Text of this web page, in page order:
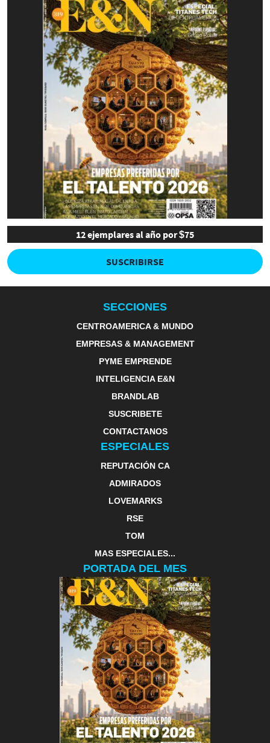
12 ejemplares al año por $75
SUSCRIBIRSE
SECCIONES
CENTROAMERICA & MUNDO
EMPRESAS & MANAGEMENT
PYME EMPRENDE
INTELIGENCIA E&N
BRANDLAB
SUSCRIBETE
CONTACTANOS
ESPECIALES
REPUTACIÓN CA
ADMIRADOS
LOVEMARKS
RSE
TOM
MAS ESPECIALES...
PORTADA DEL MES